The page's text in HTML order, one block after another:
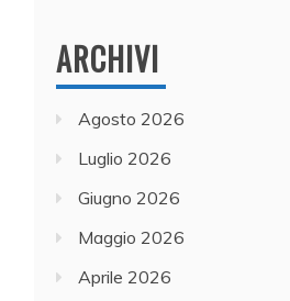
ARCHIVI
Agosto 2026
Luglio 2026
Giugno 2026
Maggio 2026
Aprile 2026